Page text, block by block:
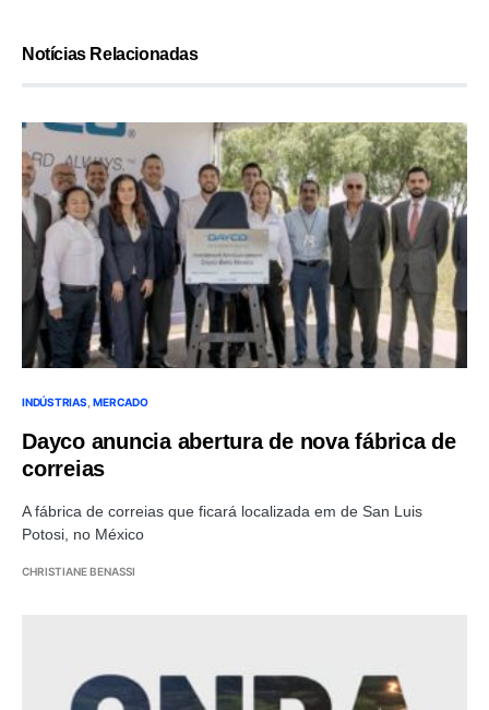
Notícias Relacionadas
INDÚSTRIAS MERCADO
Dayco anuncia abertura de nova fábrica de
correias
A fábrica de correias que ficará localizada em de San Luis
Potosi, no México
CHRISTIANE BENASSI